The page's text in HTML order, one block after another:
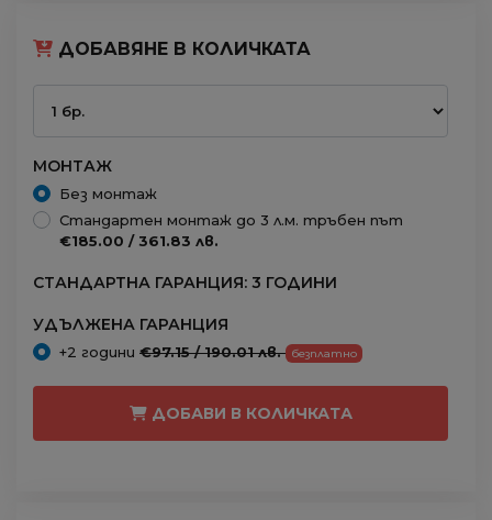
ДОБАВЯНЕ В КОЛИЧКАТА
МОНТАЖ
Без монтаж
Стандартен монтаж до 3 л.м. тръбен път
€185.00 / 361.83 лв.
СТАНДАРТНА ГАРАНЦИЯ: 3 ГОДИНИ
УДЪЛЖЕНА ГАРАНЦИЯ
+2 години €97.15 / 190.01 лв. безплатно
ДОБАВИ В КОЛИЧКАТА